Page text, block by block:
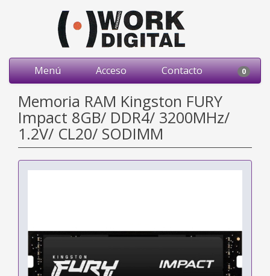
Menú Acceso Contacto 0
Memoria RAM Kingston FURY
Impact 8GB/ DDR4/ 3200MHz/
1.2V/ CL20/ SODIMM